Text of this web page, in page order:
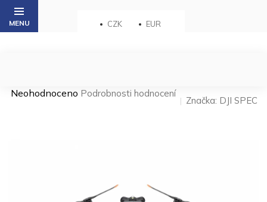
Přejít
obsah
CZK EUR
Průměrné
Neohodnoceno Podrobnosti hodnocení
Značka: DJI SPEC